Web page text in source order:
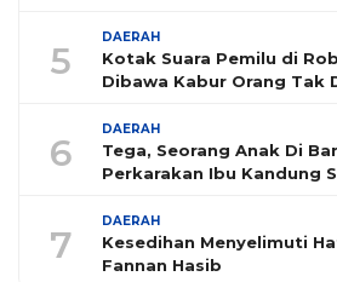
5
DAERAH
Kotak Suara Pemilu di
Dibawa Kabur Orang Tak
6
DAERAH
Tega, Seorang Anak Di
Perkarakan Ibu Kandung
7
DAERAH
Kesedihan Menyelimuti
Fannan Hasib